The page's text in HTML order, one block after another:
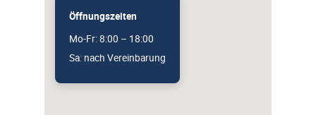
Öffnungszeiten
Mo-Fr: 8:00 – 18:00
Sa: nach Vereinbarung